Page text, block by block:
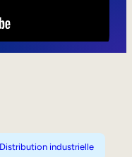
Distribution industrielle